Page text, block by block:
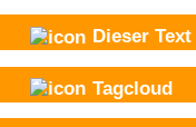
Dieser Text
Tagcloud